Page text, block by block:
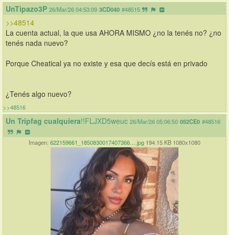
UnTipazo3P 26/Mar/26 04:53:09 3CD040 #48515
>>48514
La cuenta actual, la que usa AHORA MISMO ¿no la tenés no? ¿no
tenés nada nuevo?
Porque Cheatical ya no existe y esa que decís está en privado
¿Tenés algo nuevo?
>>48516
Un Tripfag cualquiera!!FLJXD5weuc 26/Mar/26 05:06:50 052CE0 #48516
Imagen: 622159661_1850830017407366….jpg 194.15 KB 1080x1080